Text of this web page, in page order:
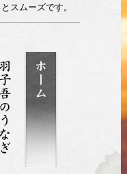
スムーズです。